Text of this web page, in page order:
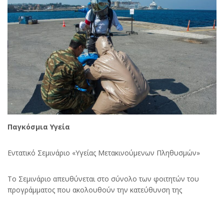
Παγκόσμια Υγεία
Εντατικό Σεμινάριο «Υγείας Μετακινούμενων Πληθυσμών»
Το Σεμινάριο απευθύνεται στο σύνολο των φοιτητών του
προγράμματος που ακολουθούν την κατεύθυνση της